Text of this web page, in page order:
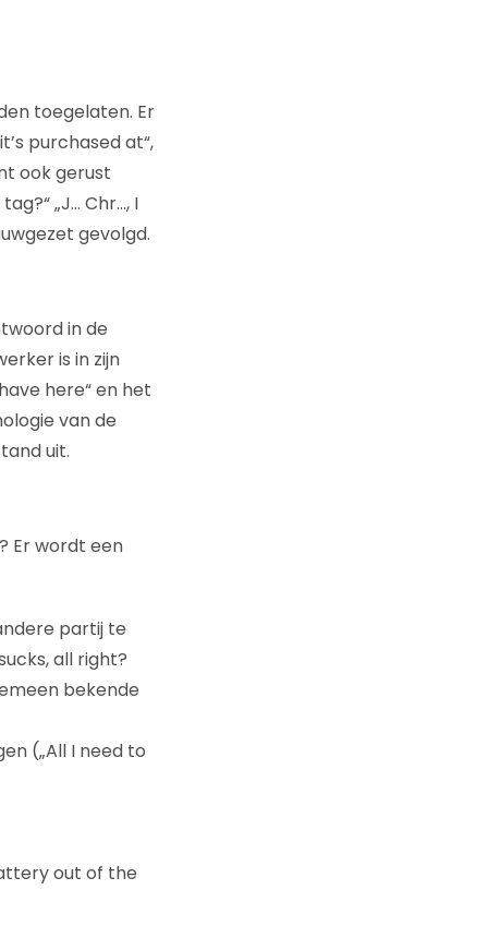
toegelaten. Er
purchased at“,
ook gerust
„J… Chr…, I
gevolgd.
in de
is in zijn
here“ en het
van de
uit.
Er wordt een
partij te
all right?
bekende
(„All I need to
out of the